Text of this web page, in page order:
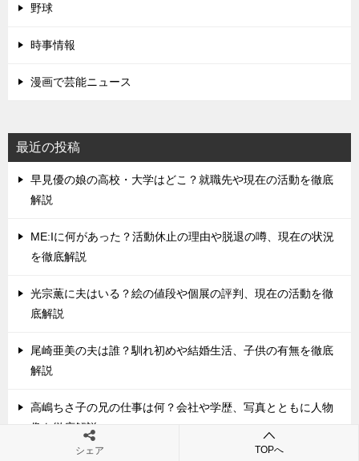
野球
時事情報
漫画で芸能ニュース
最近の投稿
早見優の娘の高校・大学はどこ？就職先や現在の活動を徹底
解説
ME:Iに何があった？活動休止の理由や脱退の噂、現在の状況
を徹底解説
光宗薫に夫はいる？絵の値段や個展の評判、現在の活動を徹
底解説
尾崎亜美の夫は誰？馴れ初めや結婚生活、子供の有無を徹底
解説
高嶋ちさ子の兄の仕事は何？会社や学歴、写真とともに人物
像を徹底解説
シェア TOPへ